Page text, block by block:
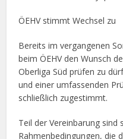
ÖEHV stimmt Wechsel zu
Bereits im vergangenen
beim ÖEHV den Wunsch
Oberliga Süd prüfen zu
und einer umfassenden
schließlich zugestimmt.
Teil der Vereinbarung
Rahmenbedingungen, die